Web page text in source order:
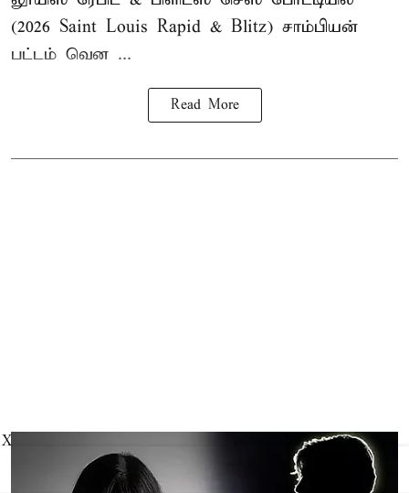
(2026 Saint Louis Rapid & Blitz) சாம்பியன்
பட்டம் வென ...
Read More
X